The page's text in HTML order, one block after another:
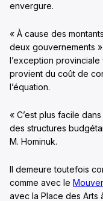
envergure.
« À cause des
deux gouvernements
l’exception
provient du coût de
l’équation.
« C’est plus facile
des structures
M. Hominuk.
Il demeure toutefois
comme avec le
avec la Place des Arts